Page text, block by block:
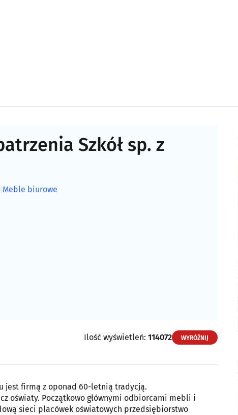
Szkół sp. z
Meble biurowe
Ilość wyświetleń: 114072 WYRÓŻNIJ
jest firmą z oponad 60-letnią tradycją.
oświaty. Początkowo głównymi odbiorcami mebli i
sieci placówek oświatowych przedsiębiorstwo